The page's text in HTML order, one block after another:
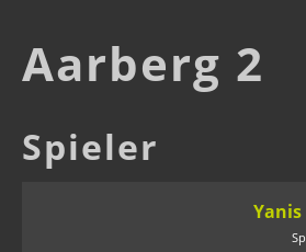
Aarberg 2
Spieler
Yanis